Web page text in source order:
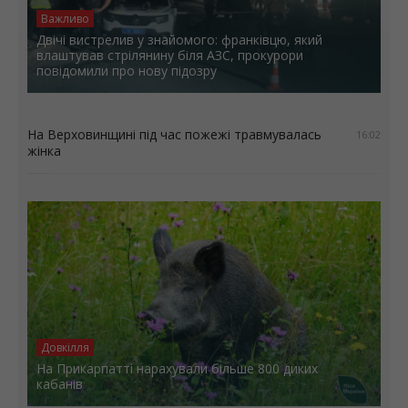
Важливо
Двічі вистрелив у знайомого: франківцю, який
влаштував стрілянину біля АЗС, прокурори
повідомили про нову підозру
16:02
На Верховинщині під час пожежі травмувалась
жінка
Довкілля
На Прикарпатті нарахували більше 800 диких
кабанів